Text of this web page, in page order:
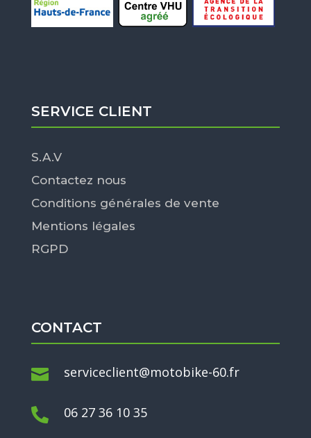
SERVICE CLIENT
S.A.V
Contactez nous
Conditions générales de vente
Mentions légales
RGPD
CONTACT
 serviceclient@motobike-60.fr
 06 27 36 10 35